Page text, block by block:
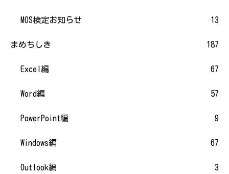
MOS検定お知らせ 13
まめちしき 187
Excel編 67
Word編 57
PowerPoint編 9
Windows編 67
Outlook編 3